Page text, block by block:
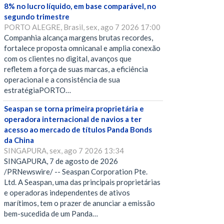
8% no lucro líquido, em base comparável, no
segundo trimestre
PORTO ALEGRE, Brasil, sex, ago 7 2026 17:00
Companhia alcança margens brutas recordes,
fortalece proposta omnicanal e amplia conexão
com os clientes no digital, avanços que
refletem a força de suas marcas, a eficiência
operacional e a consistência de sua
estratégiaPORTO…
Seaspan se torna primeira proprietária e
operadora internacional de navios a ter
acesso ao mercado de títulos Panda Bonds
da China
SINGAPURA, sex, ago 7 2026 13:34
SINGAPURA, 7 de agosto de 2026
/PRNewswire/ -- Seaspan Corporation Pte.
Ltd. A Seaspan, uma das principais proprietárias
e operadoras independentes de ativos
marítimos, tem o prazer de anunciar a emissão
bem-sucedida de um Panda…